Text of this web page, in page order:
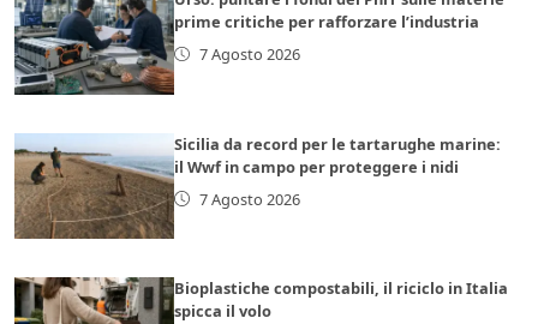
prime critiche per rafforzare l’industria
7 Agosto 2026
Sicilia da record per le tartarughe marine:
il Wwf in campo per proteggere i nidi
7 Agosto 2026
Bioplastiche compostabili, il riciclo in Italia
spicca il volo